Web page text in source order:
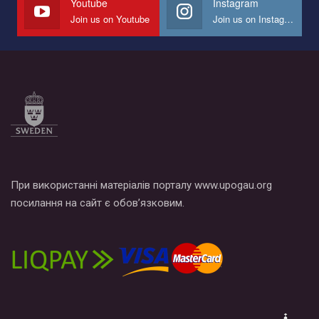
Все, что вам нужно сделать - это зайти на наш канал YouTube
по этой ссылке и поставить лайк под видео.
Join us on Youtube Join us on Instagram
При використанні матеріалів порталу www.upogau.org
посилання на сайт є обов’язковим.